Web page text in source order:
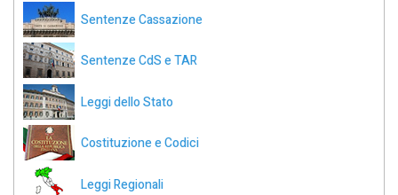
Sentenze Cassazione
Sentenze CdS e TAR
Leggi dello Stato
Costituzione e Codici
Leggi Regionali